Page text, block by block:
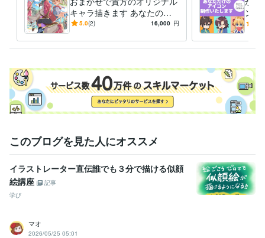
キャラ描きます あなたのキ
ャラを、もっと魅力的に
5.0(2) 16,000 円
ン制
ャラ
このブログを見た人にオススメ
イラストレーター直伝誰でも３分で描ける似顔
絵講座
記事
学び
マオ
2026/05/25 05:01